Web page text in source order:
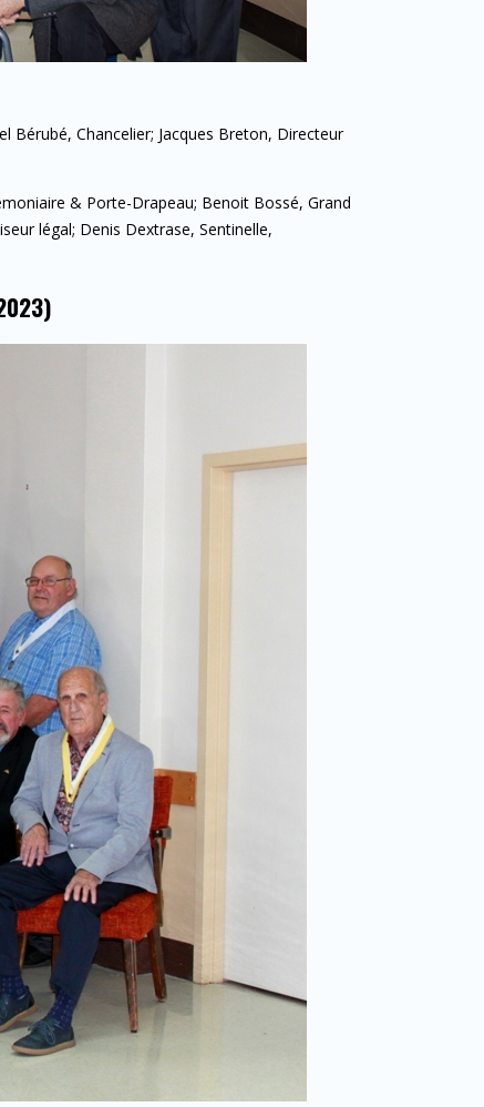
Bérubé, Chancelier; Jacques Breton, Directeur
& Porte-Drapeau; Benoit Bossé, Grand
légal; Denis Dextrase, Sentinelle,